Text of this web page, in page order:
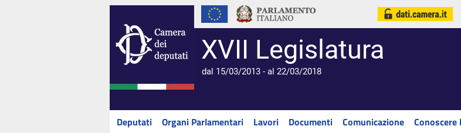
XVII Legislatura
dal 15/03/2013 - al 22/03/2018
Deputati Organi Parlamentari Lavori Documenti Comunicazione Conoscere